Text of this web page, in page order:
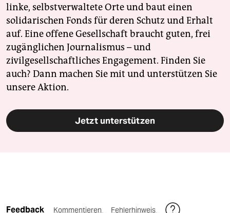
linke, selbstverwaltete Orte und baut einen
solidarischen Fonds für deren Schutz und Erhalt
auf. Eine offene Gesellschaft braucht guten, frei
zugänglichen Journalismus – und
zivilgesellschaftliches Engagement. Finden Sie
auch? Dann machen Sie mit und unterstützen Sie
unsere Aktion.
Jetzt unterstützen
Feedback Kommentieren Fehlerhinweis